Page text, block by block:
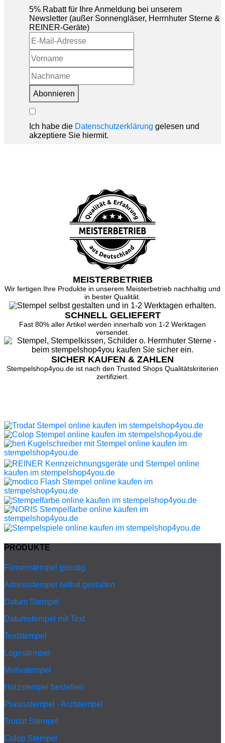
5% Rabatt für Ihre Anmeldung bei unserem
Newsletter (außer Sonnengläser, Herrnhuter Sterne &
REINER-Geräte)
Abonnieren
Ich habe die Datenschutzerklärung gelesen und
akzeptiere Sie hiermit.
MEISTERBETRIEB
Wir fertigen Ihre Produkte in unserem Meisterbetrieb nachhaltig und
in bester Qualität.
SCHNELL GELIEFERT
Fast 80% aller Artikel werden innerhalb von 1-2 Werktagen
versendet.
SICHER KAUFEN & ZAHLEN
Stempelshop4you.de ist nach den Trusted Shops Qualitätskriterien
zertifiziert.
PRODUKTE
Firmenstempel günstig
Adressstempel selbst gestalten
Datum Stempel
Datumstempel mit Text
Textstempel
Logostempel
Motivstempel
Holzstempel bestellen
Praxisstempel - Arztstempel
Trodat Stempel
Colop Stempel